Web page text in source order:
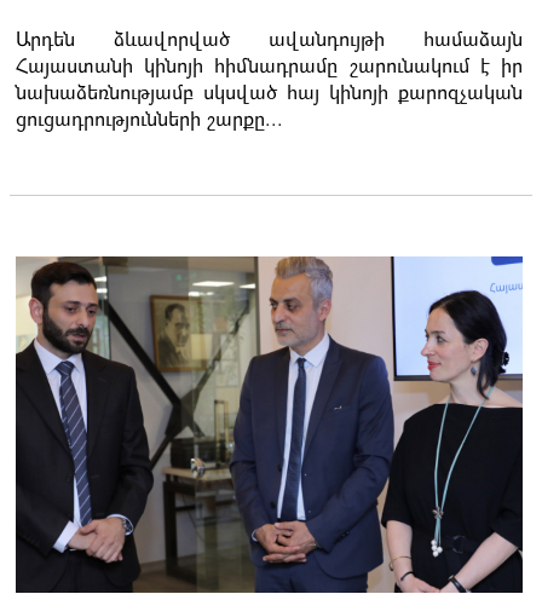
Արդեն ձևավորված ավանդույթի համաձայն
Հայաստանի կինոյի հիմնադրամը շարունակում է իր
նախաձեռնությամբ սկսված հայ կինոյի քարոզչական
ցուցադրությունների շարքը...